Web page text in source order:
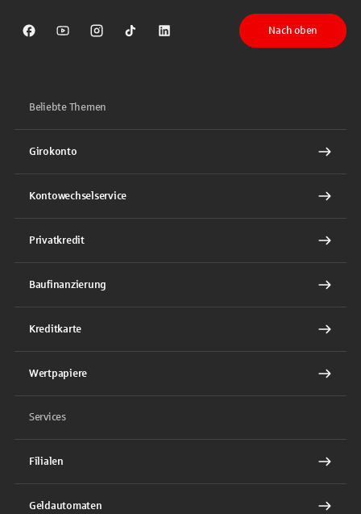
Sparkasse auf Facebook
Sparkasse auf Youtube
Sparkasse auf Instagram
Sparkasse auf TikTok
Sparkasse auf LinkedIn
Nach oben
Beliebte Themen
Girokonto
Kontowechselservice
Privatkredit
Baufinanzierung
Kreditkarte
Wertpapiere
Services
Filialen
Geldautomaten